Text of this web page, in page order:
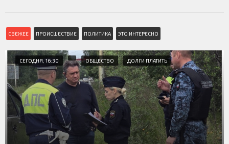
СВЕЖЕЕ ПРОИСШЕСТВИЕ ПОЛИТИКА ЭТО ИНТЕРЕСНО
СЕГОДНЯ, 16:30 ОБЩЕСТВО ДОЛГИ ПЛАТИТЬ